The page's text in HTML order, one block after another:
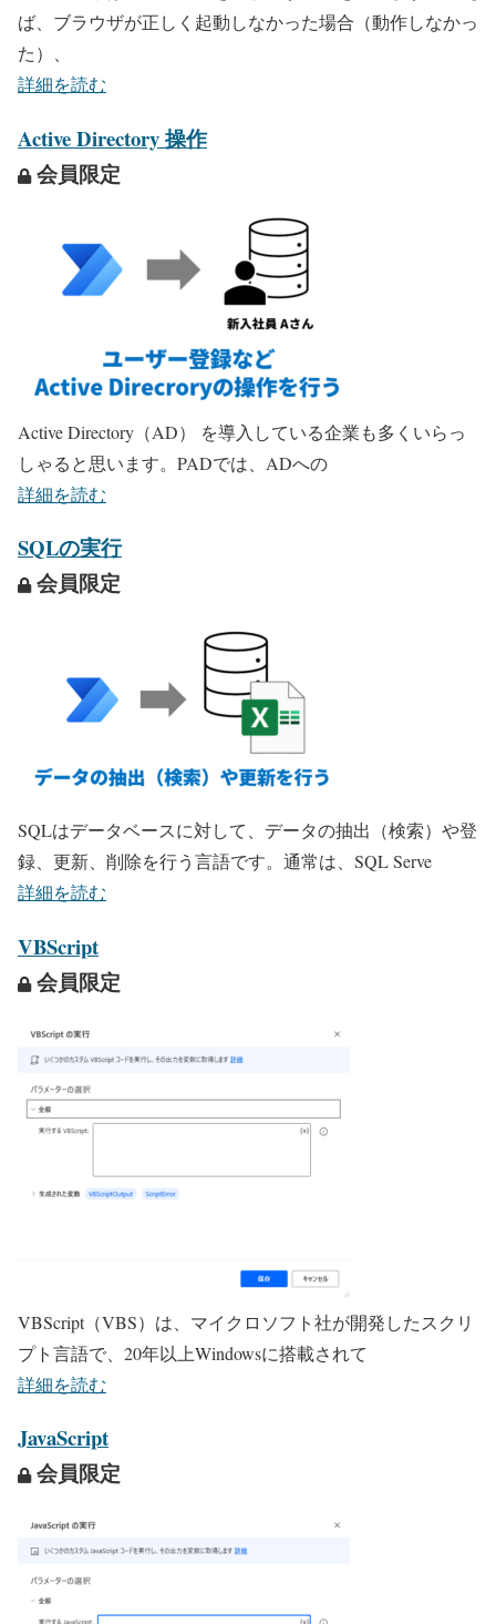
ば、ブラウザが正しく起動しなかった場合（動作しなかっ
た）、
詳細を読む
Active Directory 操作
会員限定
Active Directory（AD） を導入している企業も多くいらっ
しゃると思います。PADでは、ADへの
詳細を読む
SQLの実行
会員限定
SQLはデータベースに対して、データの抽出（検索）や登
録、更新、削除を行う言語です。通常は、SQL Serve
詳細を読む
VBScript
会員限定
VBScript（VBS）は、マイクロソフト社が開発したスクリ
プト言語で、20年以上Windowsに搭載されて
詳細を読む
JavaScript
会員限定